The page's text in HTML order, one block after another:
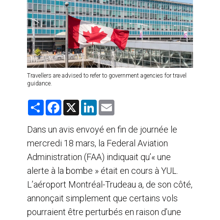
AGENTS DE VOYAGE
FORMATION & RESSOURCES
Travellers are advised to refer to government agencies for travel
guidance.
S
r
e
F
e
b
o
k
X
L
k
e
d
n
i
l
Dans un avis envoyé en fin de journée le
mercredi 18 mars, la Federal Aviation
Administration (FAA) indiquait qu’« une
alerte à la bombe » était en cours à YUL.
L’aéroport Montréal-Trudeau a, de son côté,
annonçait simplement que certains vols
pourraient être perturbés en raison d’une